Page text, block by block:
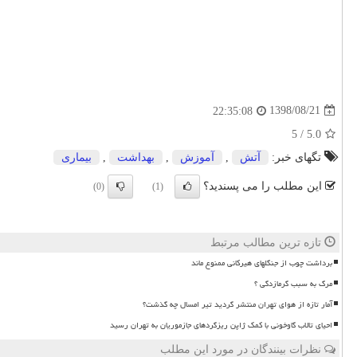
1398/08/21
22:35:08
5.0
/
5
تگهای خبر:
آتش آموزش بهداشت بیماری
این مطلب را می پسندید؟ (1)
(0)
تازه ترین مطالب مرتبط
برداشت چوب از جنگلهای هیرکانی ممنوع ماند
مرگ به سبب گرمازدگی ؟
آمار تازه از هوای تهران منتشر گردید تیر امسال چه گذشت؟
احیای تالاب گاوخونی با کمک ژاپن ریزگردهای جازموریان به تهران رسید
نظرات بینندگان در مورد این مطلب